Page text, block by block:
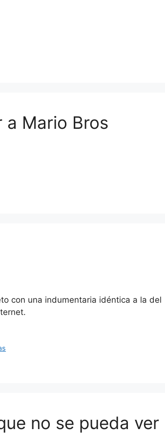
a Mario Bros
con una indumentaria idéntica a la del
no se pueda ver